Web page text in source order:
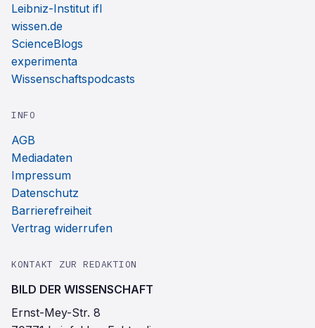
Leibniz-Institut ifl
wissen.de
ScienceBlogs
experimenta
Wissenschaftspodcasts
INFO
AGB
Mediadaten
Impressum
Datenschutz
Barrierefreiheit
Vertrag widerrufen
KONTAKT ZUR REDAKTION
BILD DER WISSENSCHAFT
Ernst-Mey-Str. 8